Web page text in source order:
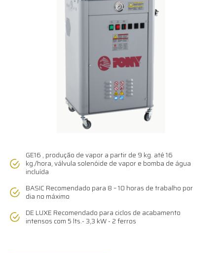
GE16 , produção de vapor a partir de 9 kg. até 16
kg./hora, válvula solenóide de vapor e bomba de água
incluída
BASIC Recomendado para 8 – 10 horas de trabalho por
dia no máximo
DE LUXE Recomendado para ciclos de acabamento
intensos com 5 lts.- 3,3 kW - 2 ferros